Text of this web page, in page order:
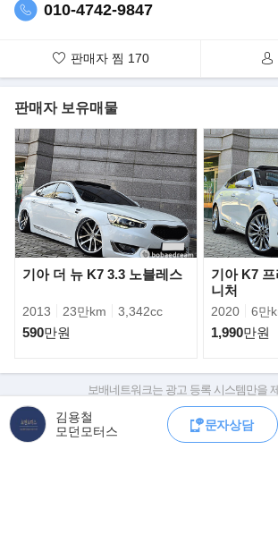
- 배기(구변완료)
- 프론트/사이드/리어 에어로파츠
▶추가옵션
- 세이프티 썬루프(45만원)
- 하이패스시스템 (ECM 룸미러 내장)(25만원)
▶국내 최초로 적용!『1.6ℓ GDI 엔진』
현대자동차에서 독자적으로 개발한 GDi엔진은
과 응답성에 있어 탁월한 발전을 가져왔다.
연비 면에서는 준중형 국내 자동차에서는 비교
기준 으로도 외국 자동차들 과 비교 하여도
연비와 출력 등이 우위성에 있어 압도적인 성
기존 가솔린 직분사 방식에서 고압을 가한 연
사하는 방식인 현대자동차의 GDi 엔진은
하며 엄격하기로 유명한 미국 배출가스 기준인
ULEV2(Ultra-low emission vehicle.초저공해 차
zero emission vehicle)의 규제치에 만족 시켰
》소음으로부터 자유로워지다
실내소음 및 풍절음을 감소시켰다.
》중형 컴팩트에 걸맞는 6단 자동변속기
현대 자동차의 독자기술로 개발하고, 효율과 변
드 된 6단 자동변소기는 최신 트렌드인
게이트식 쉬프트 패턴과 스포츠 모드가 적용되
010-4742-9847
판매자 찜 170
판매자 보유매물
기아 더 뉴 K7 3.3 노블레스
2013 23만km 3,342cc
590만원
기아 K7
니처
2020 6만
1,990만원
김용철
모던모터스
문자상담
보배네트워크는 광고 등록 시스템만을
판매자가 직접 등록한 내용에 대한 모든 책임은 판
차량 구매 시 차량등록증, 성능점검기록부,
차대번호 조회로 직접 정보를 확인하